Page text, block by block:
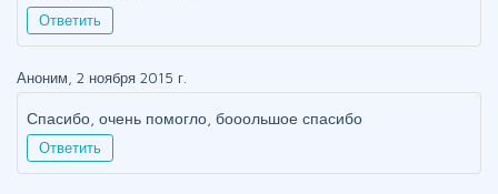
Ответить
Аноним, 2 ноября 2015 г.
Спасибо, очень помогло, бооольшое спасибо
Ответить